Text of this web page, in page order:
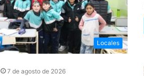
Locales
7 de agosto de 2026